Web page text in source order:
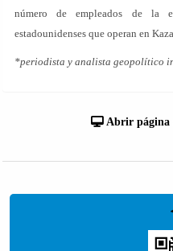
número de empleados de la
estadounidenses que operan en
*periodista y analista geopolítico
Abrir página